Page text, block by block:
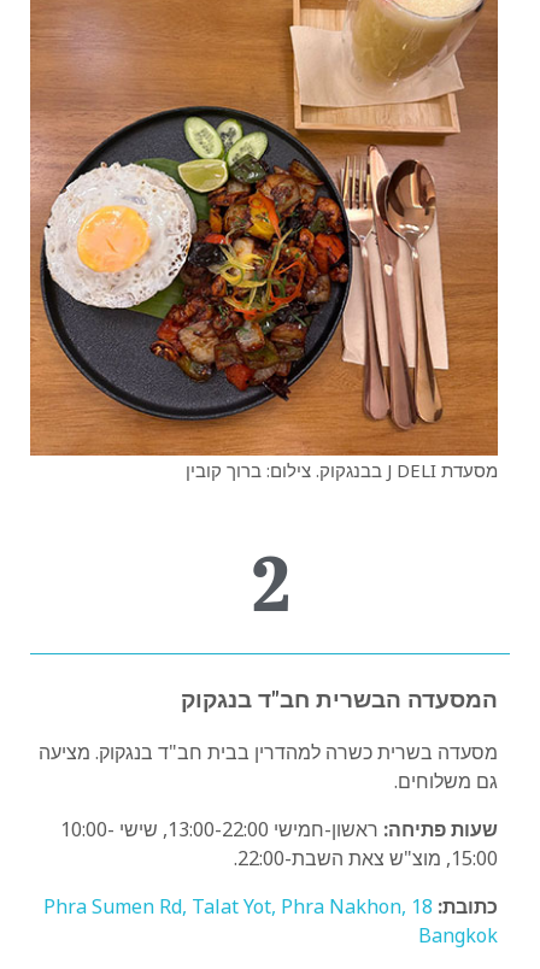
מסעדת J DELI בבנגקוק. צילום: ברוך קובין
2
המסעדה הבשרית חב"ד בנגקוק
מסעדה בשרית כשרה למהדרין בבית חב"ד בנגקוק. מציעה
גם משלוחים.
שעות פתיחה:
ראשון-חמישי 13:00-22:00, שישי 10:00-
15:00, מוצ"ש צאת השבת-22:00.
כתובת:
18 Phra Sumen Rd, Talat Yot, Phra Nakhon,
Bangkok